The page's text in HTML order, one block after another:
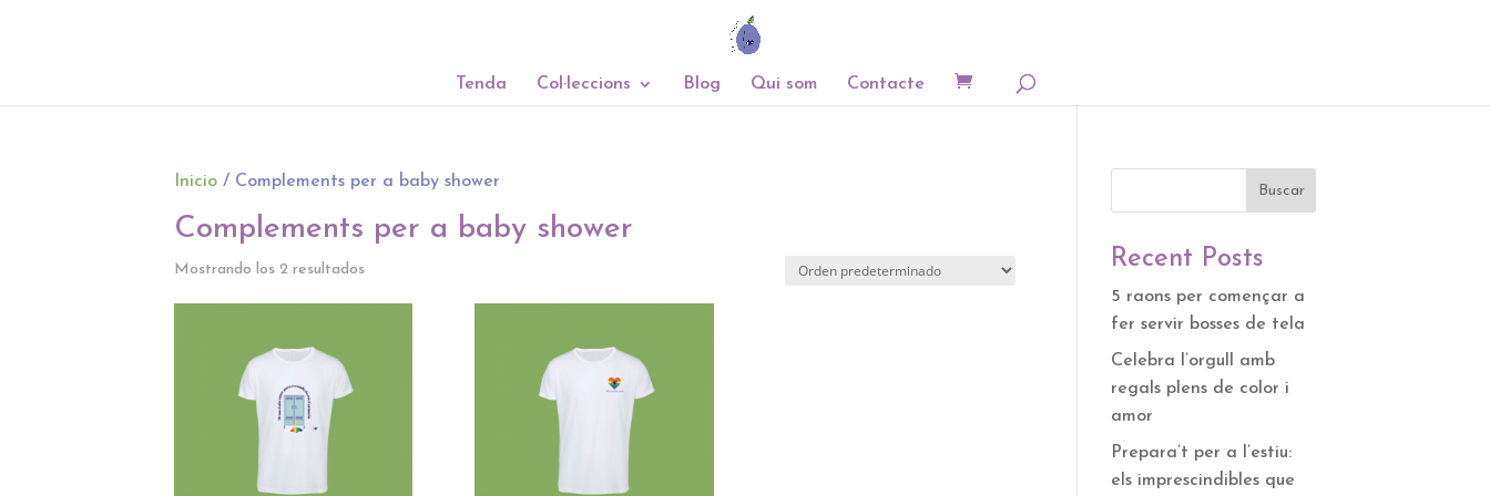
Tenda Col·leccions Blog Qui som Contacte
Inicio/ Complements per a baby shower
Complements per a baby shower
Mostrando los 2 resultados
Buscar
Recent Posts
5 raons per començar a
fer servir bosses de tela
Celebra l’orgull amb
regals plens de color i
amor
Prepara’t per a l’estiu:
els imprescindibles que